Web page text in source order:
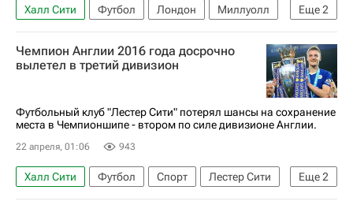
Еще2
Халл Сити Футбол Лондон
Миллуолл
Мидлсбро
АПЛ 2026-2027 (Чемпионат Англии по футболу)
Чемпион Англии 2016 года досрочно
вылетел в третий дивизион
Футбольный клуб "Лестер Сити" потерял шансы на сохранение
места в Чемпионшипе - втором по силе дивизионе Англии.
22 апреля, 01:06 943
Еще2
Халл Сити Футбол Спорт
Лестер Сити
Чемпионшип 2025-2026